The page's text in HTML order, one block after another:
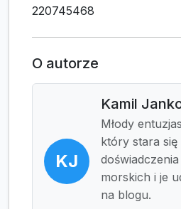
220745468
O autorze
KJ
Kamil
Młody
który stara
morskich i je
na blogu.